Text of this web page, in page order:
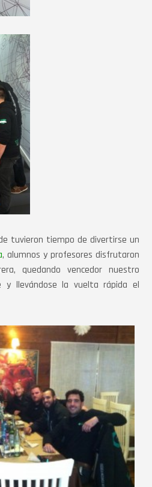
tuvieron tiempo de divertirse un
, alumnos y profesores disfrutaron
quedando vencedor nuestro
y llevándose la vuelta rápida el